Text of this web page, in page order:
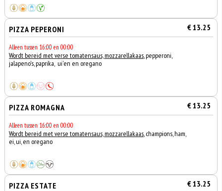
PIZZA PEPERONI € 13.25
Alleen tussen 16:00 en 00:00
Wordt bereid met verse tomatensaus, mozzarellakaas, pepperoni,
jalapeno's, paprika, ui'en en oregano
PIZZA ROMAGNA € 13.25
Alleen tussen 16:00 en 00:00
Wordt bereid met verse tomatensaus, mozzarellakaas, champions, ham,
ei, ui, en oregano
PIZZA ESTATE € 13.25